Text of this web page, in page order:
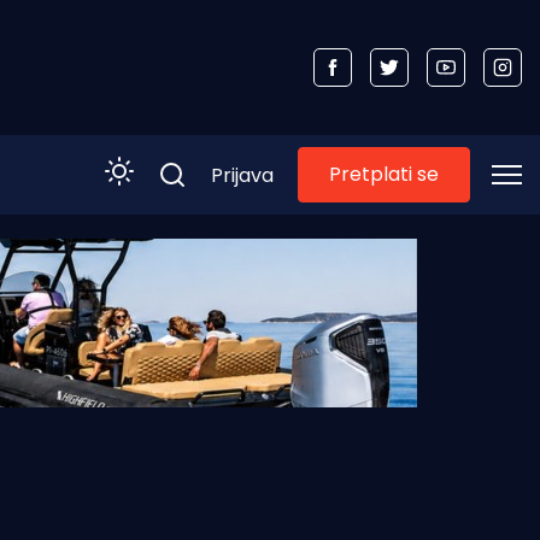
Prijava Pretplati se